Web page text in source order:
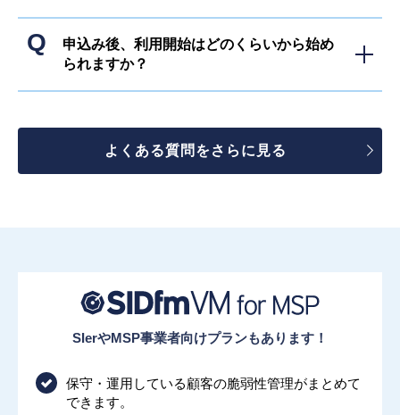
申込み後、利用開始はどのくらいから始め
られますか？
よくある質問をさらに見る
SIerやMSP事業者向けプランもあります！
保守・運用している顧客の脆弱性管理がまとめて
できます。